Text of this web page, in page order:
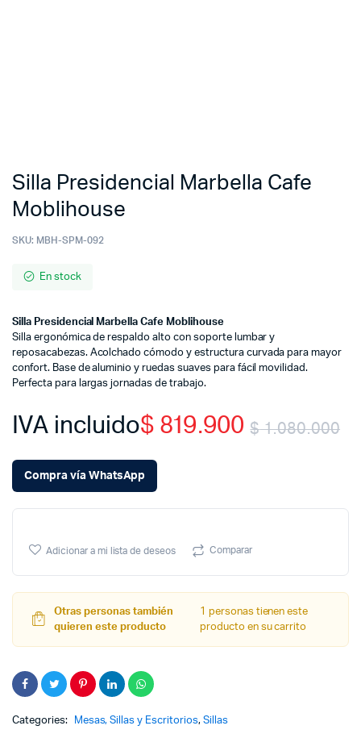
Silla Presidencial Marbella Cafe
Moblihouse
SKU: MBH-SPM-092
En stock
Silla Presidencial Marbella Cafe Moblihouse
Silla ergonómica de respaldo alto con soporte lumbar y
reposacabezas. Acolchado cómodo y estructura curvada para mayor
confort. Base de aluminio y ruedas suaves para fácil movilidad.
Perfecta para largas jornadas de trabajo.
$1.080.000
$
$819.900
$
IVA incluido
Compra vía WhatsApp
Adicionar a mi lista de deseos Comparar
Otras personas también
quieren este producto
1 personas tienen este
producto en su carrito
Categories: Mesas, Sillas y Escritorios, Sillas